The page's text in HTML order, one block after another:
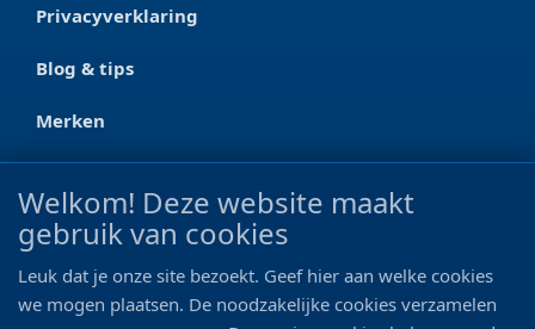
Privacyverklaring
Blog & tips
Merken
CONTACT
Ootmarsumseweg 125a
0546 - 622 990
Welkom! Deze website maakt
gebruik van cookies
Leuk dat je onze site bezoekt. Geef hier aan welke cookies
we mogen plaatsen. De noodzakelijke cookies verzamelen